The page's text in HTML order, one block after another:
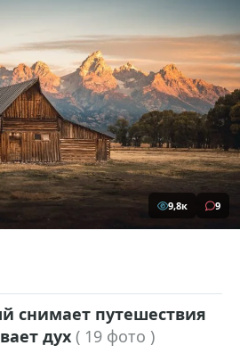
9,8к 9
снимает путешествия
дух ( 19 фото )